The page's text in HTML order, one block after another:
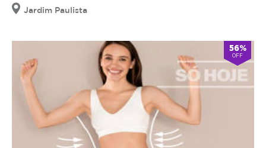
Jardim Paulista
56%
OFF